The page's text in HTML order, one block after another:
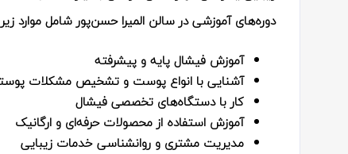
دوره‌های آموزشی در سالن المیرا حسن‌پور شامل موارد
آموزش فیشال پایه و پیشرفته
آشنایی با انواع پوست و تشخیص مشکلات
کار با دستگاه‌های تخصصی فیشال
آموزش استفاده از محصولات حرفه‌ای و ارگانیک
مدیریت مشتری و روانشناسی خدمات زیبایی